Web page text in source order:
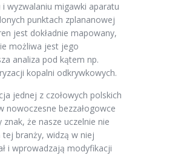
i wyzwalaniu migawki aparatu
punktach zplananowej
jest dokładnie mapowany,
możliwa jest jego
analiza pod kątem np.
kopalni odkrywkowych.
jednej z czołowych polskich
nowoczesne bezzałogowce
że nasze uczelnie nie
tej branży, widzą w niej
i wprowadzają modyfikacji